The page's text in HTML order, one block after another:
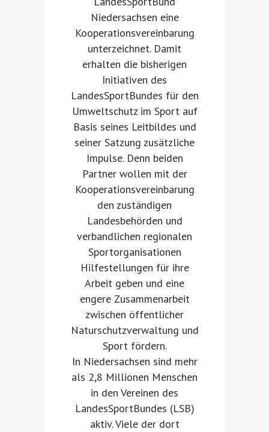
Niedersachsen eine
Kooperationsvereinbarung
unterzeichnet. Damit
erhalten die bisherigen
Initiativen des
LandesSportBundes für den
Umweltschutz im Sport auf
Basis seines Leitbildes und
seiner Satzung zusätzliche
Impulse. Denn beiden
Partner wollen mit der
Kooperationsvereinbarung
den zuständigen
Landesbehörden und
verbandlichen regionalen
Sportorganisationen
Hilfestellungen für ihre
Arbeit geben und eine
engere Zusammenarbeit
zwischen öffentlicher
Naturschutzverwaltung und
Sport fördern.
In Niedersachsen sind mehr
als 2,8 Millionen Menschen
in den Vereinen des
LandesSportBundes (LSB)
aktiv. Viele der dort